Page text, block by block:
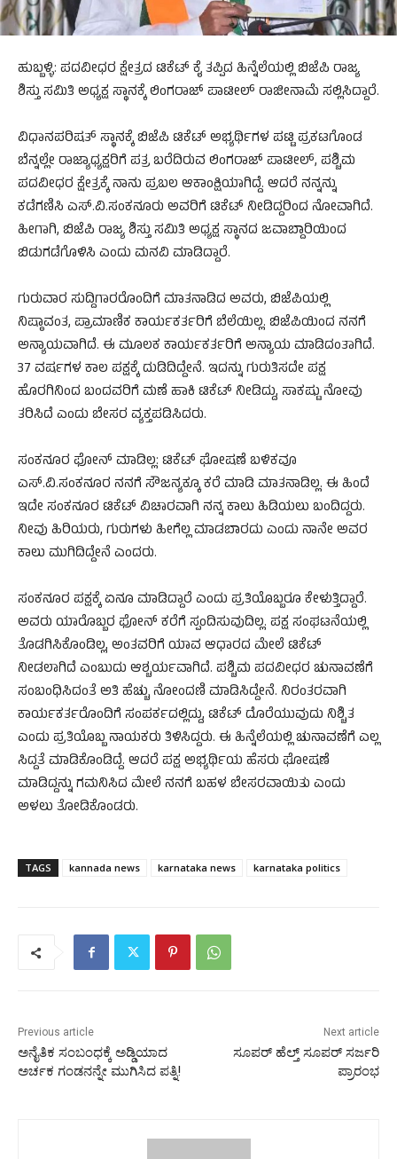
ಹುಬ್ಬಳ್ಳಿ: ಪದವೀಧರ ಕ್ಷೇತ್ರದ ಟಿಕೆಟ್ ಕೈ ತಪ್ಪಿದ ಹಿನ್ನೆಲೆಯಲ್ಲಿ ಬಿಜೆಪಿ ರಾಜ್ಯ
ಶಿಸ್ತು ಸಮಿತಿ ಅಧ್ಯಕ್ಷ ಸ್ಥಾನಕ್ಕೆ ಲಿಂಗರಾಜ್ ಪಾಟೀಲ್ ರಾಜೀನಾಮೆ ಸಲ್ಲಿಸಿದ್ದಾರೆ.
ವಿಧಾನಪರಿಷತ್ ಸ್ಥಾನಕ್ಕೆ ಬಿಜೆಪಿ ಟಿಕೆಟ್ ಅಭ್ಯರ್ಥಿಗಳ ಪಟ್ಟಿ ಪ್ರಕಟಗೊಂಡ
ಬೆನ್ನಲ್ಲೇ ರಾಜ್ಯಾಧ್ಯಕ್ಷರಿಗೆ ಪತ್ರ ಬರೆದಿರುವ ಲಿಂಗರಾಜ್ ಪಾಟೀಲ್, ಪಶ್ಚಿಮ
ಪದವೀಧರ ಕ್ಷೇತ್ರಕ್ಕೆ ನಾನು ಪ್ರಬಲ ಆಕಾಂಕ್ಷಿಯಾಗಿದ್ದೆ. ಆದರೆ ನನ್ನನ್ನು
ಕಡೆಗಣಿಸಿ ಎಸ್.ವಿ.ಸಂಕನೂರು ಅವರಿಗೆ ಟಿಕೆಟ್ ನೀಡಿದ್ದರಿಂದ ನೋವಾಗಿದೆ.
ಹೀಗಾಗಿ, ಬಿಜೆಪಿ ರಾಜ್ಯ ಶಿಸ್ತು ಸಮಿತಿ ಅಧ್ಯಕ್ಷ ಸ್ಥಾನದ ಜವಾಬ್ದಾರಿಯಿಂದ
ಬಿಡುಗಡೆಗೊಳಿಸಿ ಎಂದು ಮನವಿ ಮಾಡಿದ್ದಾರೆ.
ಗುರುವಾರ ಸುದ್ದಿಗಾರರೊಂದಿಗೆ ಮಾತನಾಡಿದ ಅವರು, ಬಿಜೆಪಿಯಲ್ಲಿ
ನಿಷ್ಠಾವಂತ, ಪ್ರಾಮಾಣಿಕ ಕಾರ್ಯಕರ್ತರಿಗೆ ಬೆಲೆಯಿಲ್ಲ. ಬಿಜೆಪಿಯಿಂದ ನನಗೆ
ಅನ್ಯಾಯವಾಗಿದೆ. ಈ ಮೂಲಕ ಕಾರ್ಯಕರ್ತರಿಗೆ ಅನ್ಯಾಯ ಮಾಡಿದಂತಾಗಿದೆ.
37 ವರ್ಷಗಳ ಕಾಲ ಪಕ್ಷಕ್ಕೆ ದುಡಿದಿದ್ದೇನೆ. ಇದನ್ನು ಗುರುತಿಸದೇ ಪಕ್ಷ
ಹೊರಗಿನಿಂದ ಬಂದವರಿಗೆ ಮಣೆ ಹಾಕಿ ಟಿಕೆಟ್ ನೀಡಿದ್ದು, ಸಾಕಷ್ಟು ನೋವು
ತರಿಸಿದೆ ಎಂದು ಬೇಸರ ವ್ಯಕ್ತಪಡಿಸಿದರು.
ಸಂಕನೂರ ಫೋನ್ ಮಾಡಿಲ್ಲ: ಟಿಕೆಟ್ ಘೋಷಣೆ ಬಳಿಕವೂ
ಎಸ್.ವಿ.ಸಂಕನೂರ ನನಗೆ ಸೌಜನ್ಯಕ್ಕೂ ಕರೆ ಮಾಡಿ ಮಾತನಾಡಿಲ್ಲ. ಈ ಹಿಂದೆ
ಇದೇ ಸಂಕನೂರ ಟಿಕೆಟ್ ವಿಚಾರವಾಗಿ ನನ್ನ ಕಾಲು ಹಿಡಿಯಲು ಬಂದಿದ್ದರು.
ನೀವು ಹಿರಿಯರು, ಗುರುಗಳು ಹೀಗೆಲ್ಲ ಮಾಡಬಾರದು ಎಂದು ನಾನೇ ಅವರ
ಕಾಲು ಮುಗಿದಿದ್ದೇನೆ ಎಂದರು.
ಸಂಕನೂರ ಪಕ್ಷಕ್ಕೆ ಏನೂ ಮಾಡಿದ್ದಾರೆ ಎಂದು ಪ್ರತಿಯೊಬ್ಬರೂ ಕೇಳುತ್ತಿದ್ದಾರೆ.
ಅವರು ಯಾರೊಬ್ಬರ ಫೋನ್ ಕರೆಗೆ ಸ್ಪಂದಿಸುವುದಿಲ್ಲ. ಪಕ್ಷ ಸಂಘಟನೆಯಲ್ಲಿ
ತೊಡಗಿಸಿಕೊಂಡಿಲ್ಲ, ಅಂತವರಿಗೆ ಯಾವ ಆಧಾರದ ಮೇಲೆ ಟಿಕೆಟ್
ನೀಡಲಾಗಿದೆ ಎಂಬುದು ಆಶ್ಚರ್ಯವಾಗಿದೆ. ಪಶ್ಚಿಮ ಪದವೀಧರ ಚುನಾವಣೆಗೆ
ಸಂಬಂಧಿಸಿದಂತೆ ಅತಿ ಹೆಚ್ಚು ನೋಂದಣಿ ಮಾಡಿಸಿದ್ದೇನೆ. ನಿರಂತರವಾಗಿ
ಕಾರ್ಯಕರ್ತರೊಂದಿಗೆ ಸಂಪರ್ಕದಲ್ಲಿದ್ದು, ಟಿಕೆಟ್ ದೊರೆಯುವುದು ನಿಶ್ಚಿತ
ಎಂದು ಪ್ರತಿಯೊಬ್ಬ ನಾಯಕರು ತಿಳಿಸಿದ್ದರು. ಈ ಹಿನ್ನೆಲೆಯಲ್ಲಿ ಚುನಾವಣೆಗೆ ಎಲ್ಲ
ಸಿದ್ದತೆ ಮಾಡಿಕೊಂಡಿದ್ದೆ. ಆದರೆ ಪಕ್ಷ ಅಭ್ಯರ್ಥಿಯ ಹೆಸರು ಘೋಷಣೆ
ಮಾಡಿದ್ದನ್ನು ಗಮನಿಸಿದ ಮೇಲೆ ನನಗೆ ಬಹಳ ಬೇಸರವಾಯಿತು ಎಂದು
ಅಳಲು ತೋಡಿಕೊಂಡರು.
TAGS kannada news karnataka news karnataka politics
Previous article
ಅನೈತಿಕ ಸಂಬಂಧಕ್ಕೆ ಅಡ್ಡಿಯಾದ
ಅರ್ಚಕ ಗಂಡನನ್ನೇ ಮುಗಿಸಿದ ಪತ್ನಿ!
Next article
ಸೂಪರ್‌ ಹೆಲ್ತ್ ಸೂಪರ್‌ ಸರ್ಜರಿ
ಪ್ರಾರಂಭ